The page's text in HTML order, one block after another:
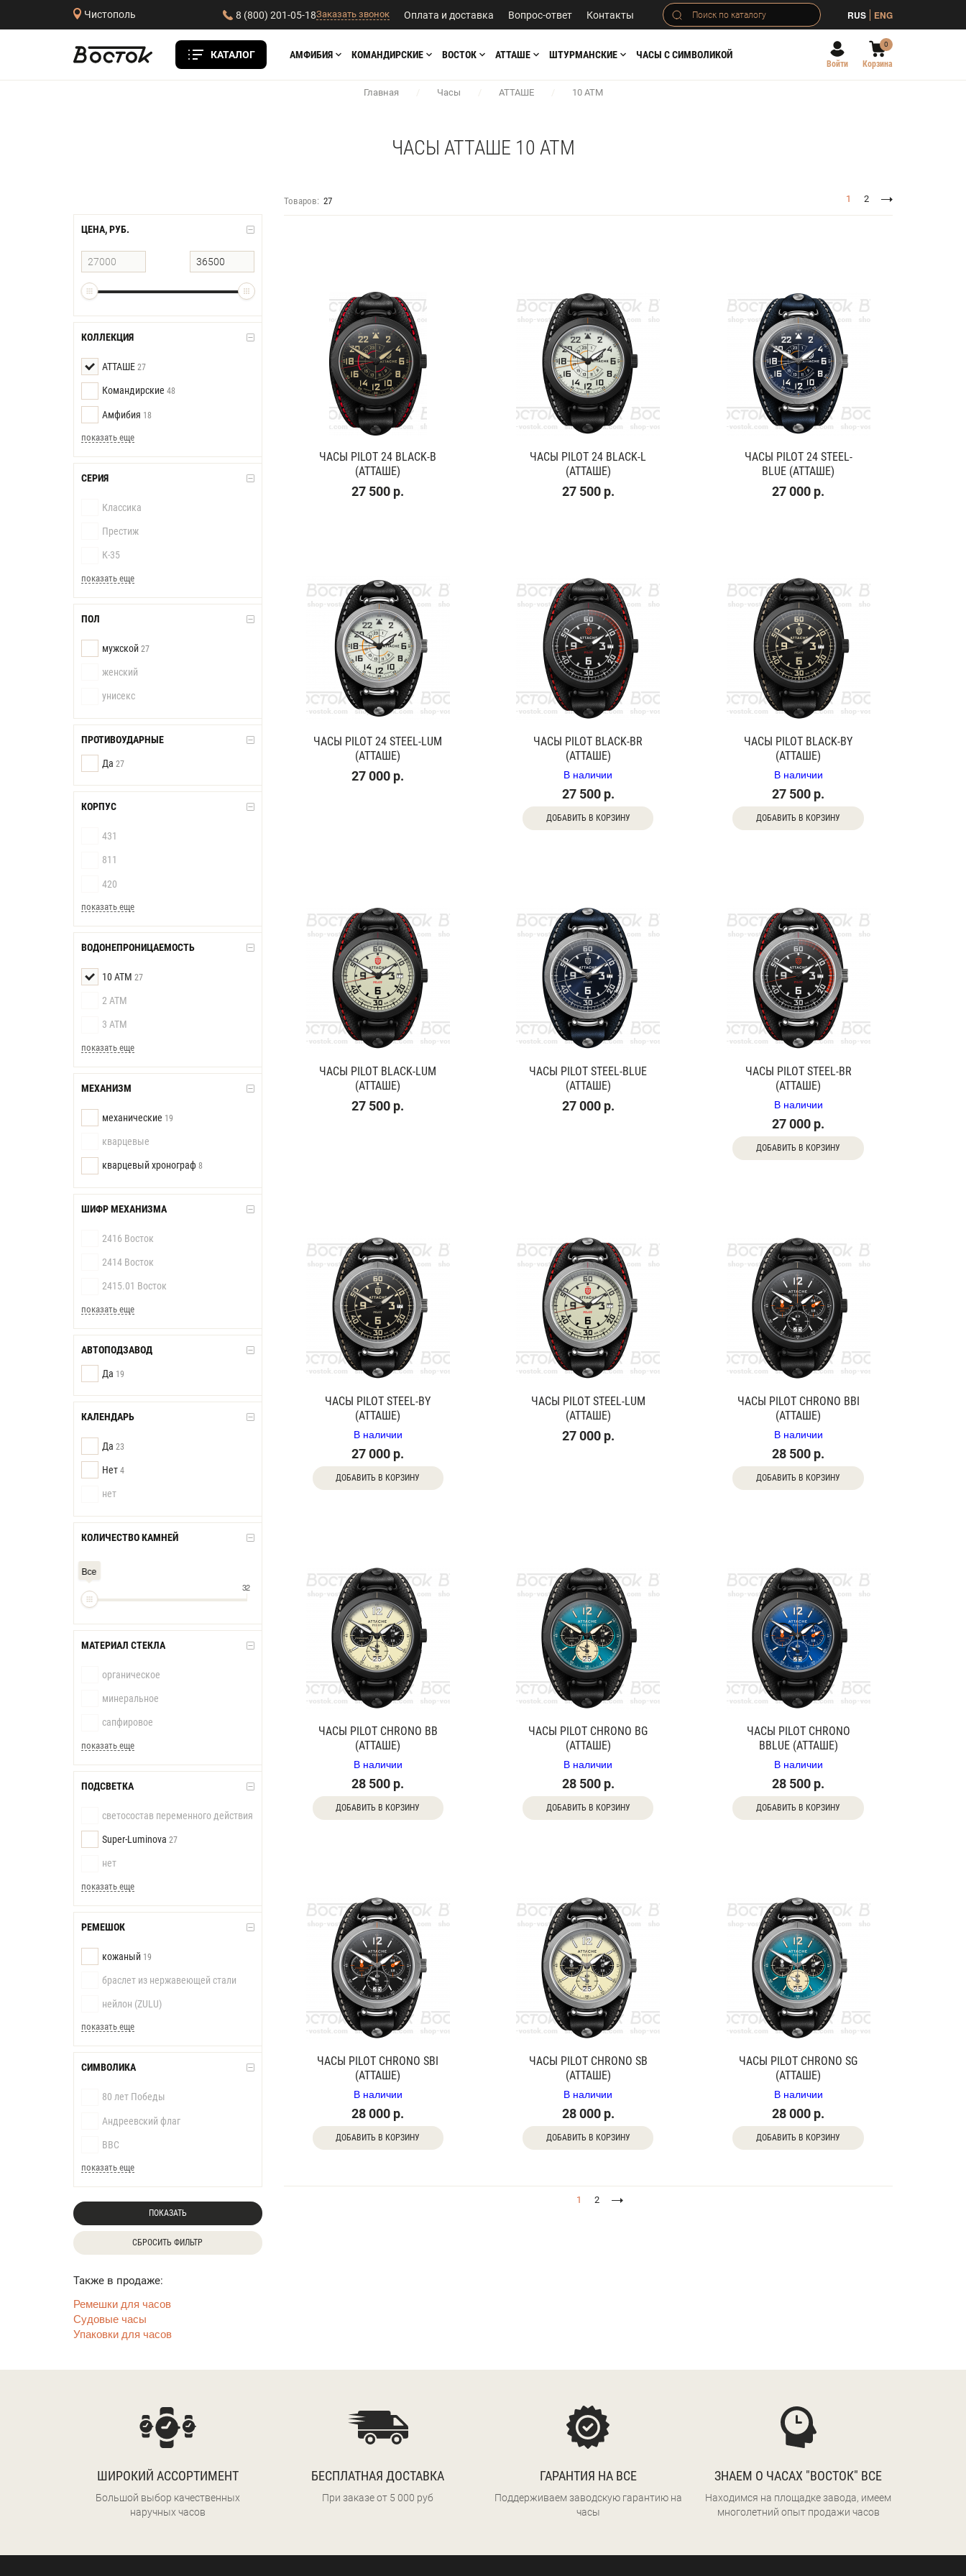
Чистополь 8 (800) 201-05-18Заказать звонок Оплата и доставка Вопрос-ответ Контакты RUS ENG
КАТАЛОГ АМФИБИЯ КОМАНДИРСКИЕ ВОСТОК АТТАШЕ ШТУРМАНСКИЕ ЧАСЫ С СИМВОЛИКОЙ
Войти
0
Корзина
Главная / Часы / АТТАШЕ / 10 АТМ
ЧАСЫ АТТАШЕ 10 АТМ
ЦЕНА, РУБ.
КОЛЛЕКЦИЯ
АТТАШЕ 27
Командирские 48
Амфибия 18
показать еще
СЕРИЯ
Классика
Престиж
К-35
показать еще
ПОЛ
мужской 27
женский
унисекс
ПРОТИВОУДАРНЫЕ
Да 27
КОРПУС
431
811
420
показать еще
ВОДОНЕПРОНИЦАЕМОСТЬ
10 АТМ 27
2 АТМ
3 АТМ
показать еще
МЕХАНИЗМ
механические 19
кварцевые
кварцевый хронограф 8
ШИФР МЕХАНИЗМА
2416 Восток
2414 Восток
2415.01 Восток
показать еще
АВТОПОДЗАВОД
Да 19
КАЛЕНДАРЬ
Да 23
Нет 4
нет
КОЛИЧЕСТВО КАМНЕЙ
Все
32
МАТЕРИАЛ СТЕКЛА
органическое
минеральное
сапфировое
показать еще
ПОДСВЕТКА
светосостав переменного действия
Super-Luminova 27
нет
показать еще
РЕМЕШОК
кожаный 19
браслет из нержавеющей стали
нейлон (ZULU)
показать еще
СИМВОЛИКА
80 лет Победы
Андреевский флаг
ВВС
показать еще
ПОКАЗАТЬ
СБРОСИТЬ ФИЛЬТР
Также в продаже:
Ремешки для часов
Судовые часы
Упаковки для часов
Товаров: 27 1 2
ЧАСЫ PILOT 24 BLACK-B
(АТТАШЕ)
27 500 р.
ЧАСЫ PILOT 24 BLACK-L
(АТТАШЕ)
27 500 р.
ЧАСЫ PILOT 24 STEEL-
BLUE (АТТАШЕ)
27 000 р.
ЧАСЫ PILOT 24 STEEL-LUM
(АТТАШЕ)
27 000 р.
ЧАСЫ PILOT BLACK-BR
(АТТАШЕ)
В наличии
27 500 р.
ДОБАВИТЬ В КОРЗИНУ
ЧАСЫ PILOT BLACK-BY
(АТТАШЕ)
В наличии
27 500 р.
ДОБАВИТЬ В КОРЗИНУ
ЧАСЫ PILOT BLACK-LUM
(АТТАШЕ)
27 500 р.
ЧАСЫ PILOT STEEL-BLUE
(АТТАШЕ)
27 000 р.
ЧАСЫ PILOT STEEL-BR
(АТТАШЕ)
В наличии
27 000 р.
ДОБАВИТЬ В КОРЗИНУ
ЧАСЫ PILOT STEEL-BY
(АТТАШЕ)
В наличии
27 000 р.
ДОБАВИТЬ В КОРЗИНУ
ЧАСЫ PILOT STEEL-LUM
(АТТАШЕ)
27 000 р.
ЧАСЫ PILOT CHRONO BBI
(АТТАШЕ)
В наличии
28 500 р.
ДОБАВИТЬ В КОРЗИНУ
ЧАСЫ PILOT CHRONO BB
(АТТАШЕ)
В наличии
28 500 р.
ДОБАВИТЬ В КОРЗИНУ
ЧАСЫ PILOT CHRONO BG
(АТТАШЕ)
В наличии
28 500 р.
ДОБАВИТЬ В КОРЗИНУ
ЧАСЫ PILOT CHRONO
BBLUE (АТТАШЕ)
В наличии
28 500 р.
ДОБАВИТЬ В КОРЗИНУ
ЧАСЫ PILOT CHRONO SBI
(АТТАШЕ)
В наличии
28 000 р.
ДОБАВИТЬ В КОРЗИНУ
ЧАСЫ PILOT CHRONO SB
(АТТАШЕ)
В наличии
28 000 р.
ДОБАВИТЬ В КОРЗИНУ
ЧАСЫ PILOT CHRONO SG
(АТТАШЕ)
В наличии
28 000 р.
ДОБАВИТЬ В КОРЗИНУ
1 2
ШИРОКИЙ АССОРТИМЕНТ
Большой выбор качественных
наручных часов
БЕСПЛАТНАЯ ДОСТАВКА
При заказе от 5 000 руб
ГАРАНТИЯ НА ВСЕ
Поддерживаем заводскую гарантию на
часы
ЗНАЕМ О ЧАСАХ "ВОСТОК" ВСЕ
Находимся на площадке завода, имеем
многолетний опыт продажи часов